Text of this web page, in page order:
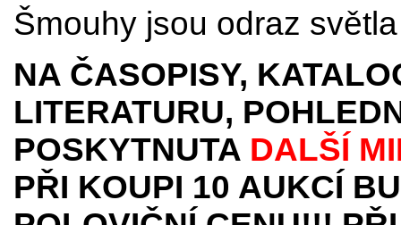
Šmouhy jsou odraz
NA ČASOPISY,
LITERATURU,
POSKYTNUTA DALŠÍ
PŘI KOUPI 10 AUKCÍ